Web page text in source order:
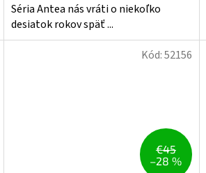
Séria Antea nás vráti o niekoľko
desiatok rokov späť ...
€45
–28 %
Kód:52156